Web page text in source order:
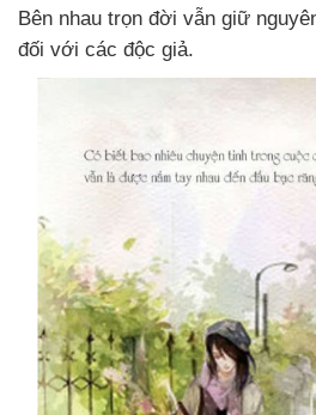
Bên nhau trọn đời vẫn giữ
đối với các độc giả.